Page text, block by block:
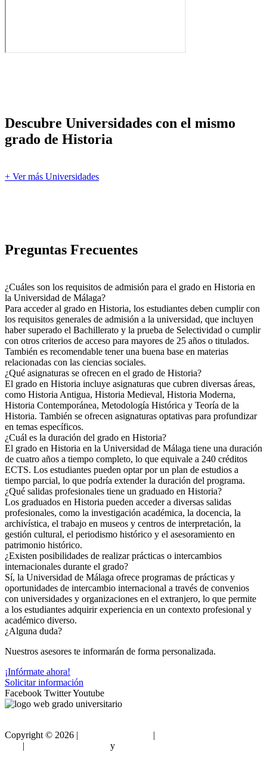
Descubre Universidades con el mismo
grado de Historia
+ Ver más Universidades
Preguntas Frecuentes
¿Cuáles son los requisitos de admisión para el grado en Historia en
la Universidad de Málaga?
Para acceder al grado en Historia, los estudiantes deben cumplir con
los requisitos generales de admisión a la universidad, que incluyen
haber superado el Bachillerato y la prueba de Selectividad o cumplir
con otros criterios de acceso para mayores de 25 años o titulados.
También es recomendable tener una buena base en materias
relacionadas con las ciencias sociales.
¿Qué asignaturas se ofrecen en el grado de Historia?
El grado en Historia incluye asignaturas que cubren diversas áreas,
como Historia Antigua, Historia Medieval, Historia Moderna,
Historia Contemporánea, Metodología Histórica y Teoría de la
Historia. También se ofrecen asignaturas optativas para profundizar
en temas específicos.
¿Cuál es la duración del grado en Historia?
El grado en Historia en la Universidad de Málaga tiene una duración
de cuatro años a tiempo completo, lo que equivale a 240 créditos
ECTS. Los estudiantes pueden optar por un plan de estudios a
tiempo parcial, lo que podría extender la duración del programa.
¿Qué salidas profesionales tiene un graduado en Historia?
Los graduados en Historia pueden acceder a diversas salidas
profesionales, como la investigación académica, la docencia, la
archivística, el trabajo en museos y centros de interpretación, la
gestión cultural, el periodismo histórico y el asesoramiento en
patrimonio histórico.
¿Existen posibilidades de realizar prácticas o intercambios
internacionales durante el grado?
Sí, la Universidad de Málaga ofrece programas de prácticas y
oportunidades de intercambio internacional a través de convenios
con universidades y organizaciones en el extranjero, lo que permite
a los estudiantes adquirir experiencia en un contexto profesional y
académico diverso.
¿Alguna duda?
Nuestros asesores te informarán de forma personalizada.
¡Infórmate ahora!
Solicitar información
Facebook TwitterYoutube
Copyright © 2026 | |
| y